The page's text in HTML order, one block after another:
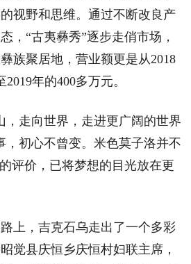
视野和思维。通过不断改良产
，“古夷彝秀”逐步走俏市场，
族聚居地，营业额更是从2018
年的400多万元。
，走向世界，走进更广阔的世界
初心不曾变。米色莫子洛并不
评价，已将梦想的目光放在更
上，吉克石乌走出了一个多彩
觉县庆恒乡庆恒村妇联主席，